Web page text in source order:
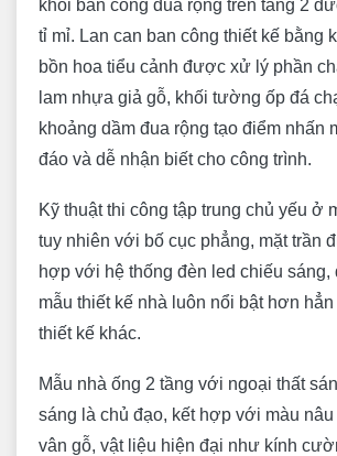
khối ban công đua rộng trên tầng 2
tỉ mỉ. Lan can ban công thiết kế bằng
bồn hoa tiểu cảnh được xử lý phần
lam nhựa giả gỗ, khối tường ốp đá
khoảng dầm đua rộng tạo điểm nhấn
đáo và dễ nhận biết cho công trình.
Kỹ thuật thi công tập trung chủ yếu ở
tuy nhiên với bố cục phẳng, mặt trần
hợp với hệ thống đèn led chiếu sáng,
mẫu thiết kế nhà luôn nổi bật hơn
thiết kế khác.
Mẫu nhà ống 2 tầng với ngoại thất
sáng là chủ đạo, kết hợp với màu nâu
vân gỗ, vật liệu hiện đại như kính